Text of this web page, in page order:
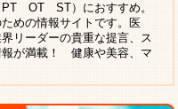
PT OT ST）におすすめ。
めの情報サイトです。医
リーダーの貴重な提言、ス
報が満載！ 健康や美容、マ